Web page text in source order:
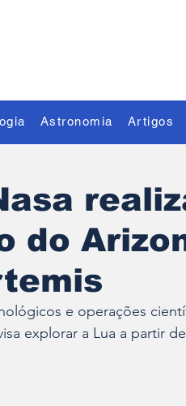
Astronomia Artigos
do
e operações
explorar a Lua a partir